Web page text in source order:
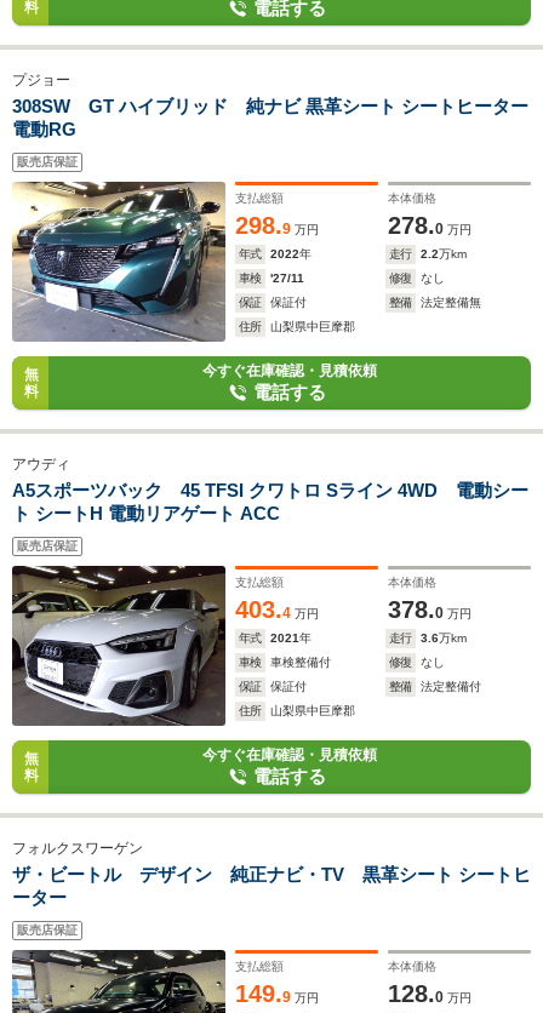
料 電話する
プジョー
308SW GT ハイブリッド 純ナビ 黒革シート シートヒーター
電動RG
販売店保証
支払総額
298.9 万円
本体価格
278.0 万円
年式
2022年 走行 2.2万km
車検
'27/11 修復
なし
保証
保証付 整備
法定整備無
住所
山梨県中巨摩郡
無
料
今すぐ在庫確認・見積依頼
電話する
アウディ
A5スポーツバック 45 TFSI クワトロ Sライン 4WD 電動シー
ト シートH 電動リアゲート ACC
販売店保証
支払総額
403.4 万円
本体価格
378.0 万円
年式
2021年 走行 3.6万km
車検
車検整備付 修復
なし
保証
保証付 整備
法定整備付
住所
山梨県中巨摩郡
無
料
今すぐ在庫確認・見積依頼
電話する
フォルクスワーゲン
ザ・ビートル デザイン 純正ナビ・TV 黒革シート シートヒ
ーター
販売店保証
支払総額
149.9 万円
本体価格
128.0 万円